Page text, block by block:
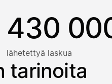
430
lähetettyä laskua
tarinoita